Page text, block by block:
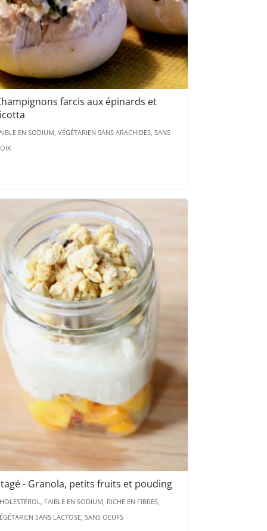
farcis aux épinards et
EN SODIUM, VÉGÉTARIEN SANS ARACHIDES, SANS
- Granola, petits fruits et pouding
FAIBLE EN SODIUM, RICHE EN FIBRES,
SANS LACTOSE, SANS OEUFS